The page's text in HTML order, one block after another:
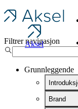
Aksel
Filtrer navigasjon
Grunnleggende
Brand